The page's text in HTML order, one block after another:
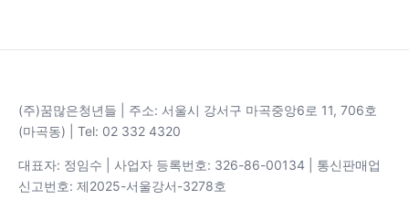
(주)꿈많은청년들 | 주소: 서울시 강서구 마곡중앙6로 11, 706호
(마곡동) | Tel: 02 332 4320
대표자: 정임수 | 사업자 등록번호: 326-86-00134 | 통신판매업
신고번호: 제2025-서울강서-3278호